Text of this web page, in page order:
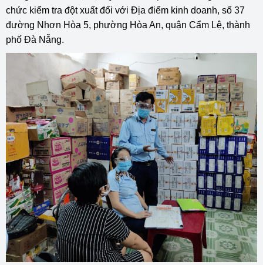
chức kiểm tra đột xuất đối với Địa điểm kinh doanh, số 37
đường Nhơn Hòa 5, phường Hòa An, quận Cẩm Lệ, thành
phố Đà Nẵng.